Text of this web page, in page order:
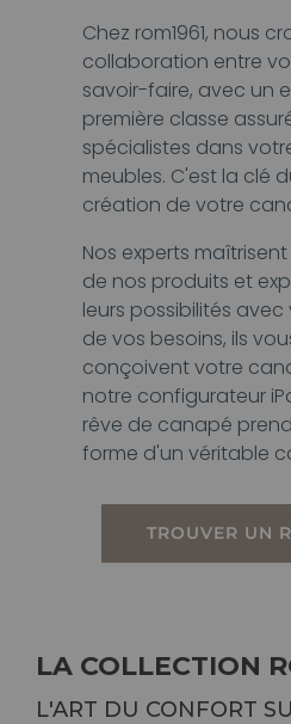
Chez rom1961, nous
collaboration entre
savoir-faire, avec un
première classe
spécialistes dans
meubles. C'est la clé
création de votre
Nos experts
de nos produits et
leurs possibilités
de vos besoins, ils
conçoivent votre
notre configurateur
rêve de canapé
forme d'un véritable
TROUVER UN
LA COLLECTION
L'ART DU CONFORT